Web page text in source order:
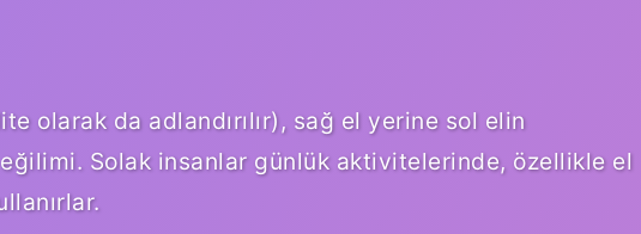
olarak da adlandırılır), sağ el yerine sol elin
Solak insanlar günlük aktivitelerinde, özellikle el